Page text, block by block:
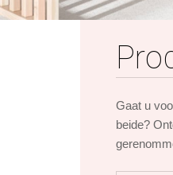
Gaat u
beide?